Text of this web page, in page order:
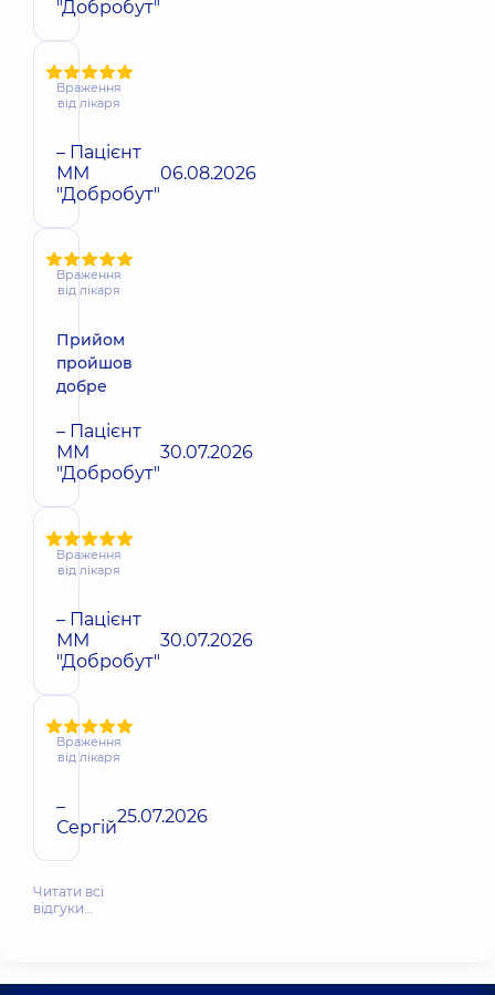
"Добробут"
Враження
від лікаря
– Пацієнт
ММ
"Добробут"
06.08.2026
Враження
від лікаря
Прийом
пройшов
добре
– Пацієнт
ММ
"Добробут"
30.07.2026
Враження
від лікаря
– Пацієнт
ММ
"Добробут"
30.07.2026
Враження
від лікаря
–
Сергій25.07.2026
Читати всі
відгуки…